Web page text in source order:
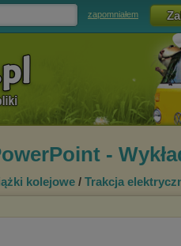
zapomniałem
-
kolejowe / Trakcja